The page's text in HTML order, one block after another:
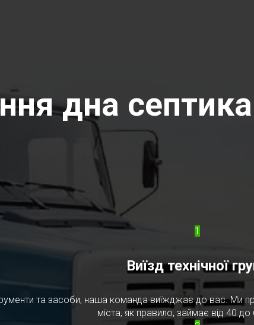
дна
1
Виїзд технічної
та засоби, наша команда виїжджає до вас. Ми
міста, як правило, займає від 40 до